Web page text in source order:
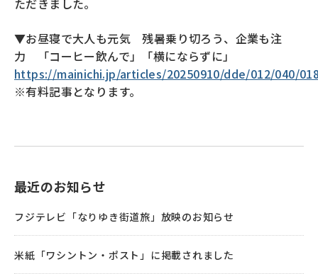
ただきました。
▼お昼寝で大人も元気 残暑乗り切ろう、企業も注
力 「コーヒー飲んで」「横にならずに」
https://mainichi.jp/articles/20250910/dde/012/040/
※有料記事となります。
最近のお知らせ
フジテレビ「なりゆき街道旅」放映のお知らせ
米紙「ワシントン・ポスト」に掲載されました